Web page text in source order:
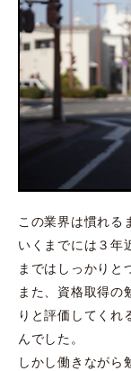
この業界は慣れる
いくまでには３年
まではしっかりと
また、資格取得の
りと評価してくれ
んでした。
しかし働きながら